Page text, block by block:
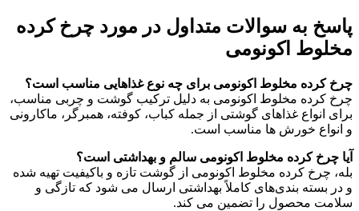
پاسخ به سوالات متداول در مورد چرخ کرده
مخلوط اکونومی
چرخ کرده مخلوط اکونومی برای چه نوع غذاهایی مناسب است؟
چرخ کرده مخلوط اکونومی به دلیل ترکیب گوشت و چربی مناسب،
برای انواع غذاهای گوشتی از جمله کباب، کوفته، همبرگر، ماکارونی
و انواع خورش‌ ها مناسب است.
آیا چرخ کرده مخلوط اکونومی سالم و بهداشتی است؟
بله، چرخ کرده مخلوط اکونومی از گوشت تازه و باکیفیت تهیه شده
و در بسته‌ بندی‌های کاملاً بهداشتی ارسال می‌ شود که تازگی و
سلامت محصول را تضمین می‌ کند.